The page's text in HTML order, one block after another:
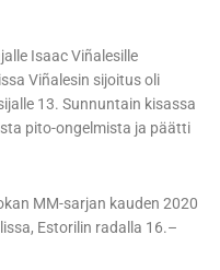
Isaac Viñalesille
Viñalesin sijoitus oli
13. Sunnuntain kisassa
pito-ongelmista ja päätti
MM-sarjan kauden 2020
Estorilin radalla 16.–